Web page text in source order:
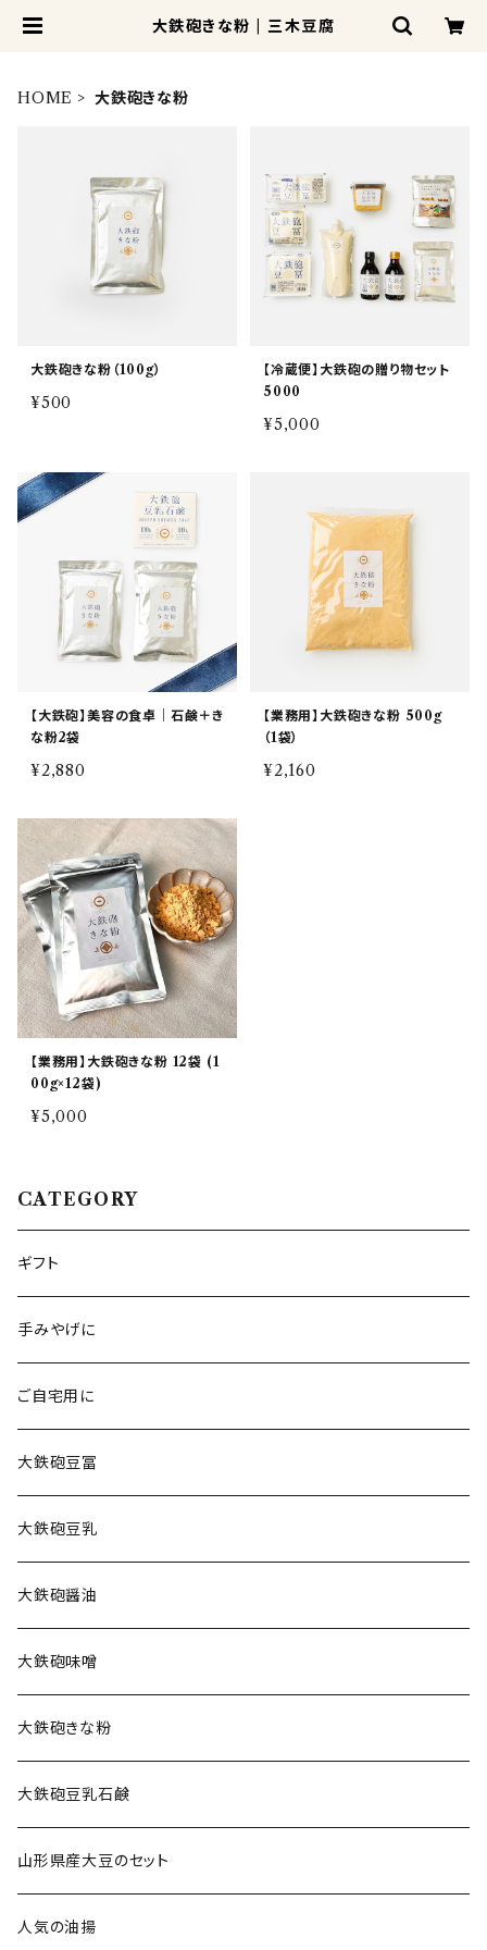
大鉄砲きな粉 | 三木豆腐
HOME 大鉄砲きな粉
大鉄砲きな粉（100g）
¥500
【冷蔵便】大鉄砲の贈り物セット
5000
¥5,000
【大鉄砲】美容の食卓｜石鹸＋き
な粉2袋
¥2,880
【業務用】大鉄砲きな粉 500g
（1袋）
¥2,160
【業務用】大鉄砲きな粉 12袋 (1
00g×12袋)
¥5,000
CATEGORY
ギフト
手みやげに
ご自宅用に
大鉄砲豆冨
大鉄砲豆乳
大鉄砲醤油
大鉄砲味噌
大鉄砲きな粉
大鉄砲豆乳石鹸
山形県産大豆のセット
人気の油揚